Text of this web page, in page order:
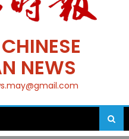
NEWS